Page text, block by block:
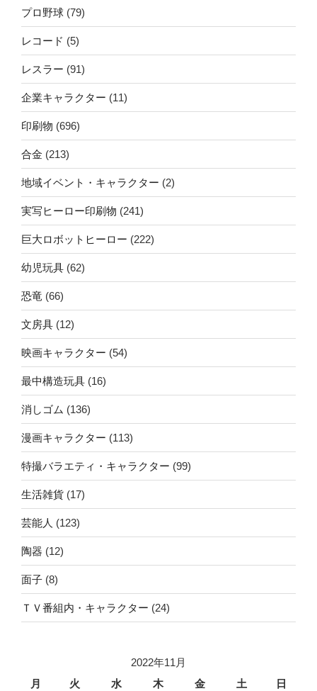
プロ野球 (79)
レコード (5)
レスラー (91)
企業キャラクター (11)
印刷物 (696)
合金 (213)
地域イベント・キャラクター (2)
実写ヒーロー印刷物 (241)
巨大ロボットヒーロー (222)
幼児玩具 (62)
恐竜 (66)
文房具 (12)
映画キャラクター (54)
最中構造玩具 (16)
消しゴム (136)
漫画キャラクター (113)
特撮バラエティ・キャラクター (99)
生活雑貨 (17)
芸能人 (123)
陶器 (12)
面子 (8)
ＴＶ番組内・キャラクター (24)
2022年11月
月
火 水 木 金 土 日